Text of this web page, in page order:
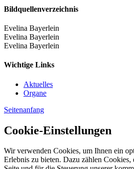
Bildquellenverzeichnis
Evelina Bayerlein
Evelina Bayerlein
Evelina Bayerlein
Wichtige Links
Aktuelles
Organe
Seitenanfang
Cookie-Einstellungen
Wir verwenden Cookies, um Ihnen ein
Erlebnis zu bieten. Dazu zählen